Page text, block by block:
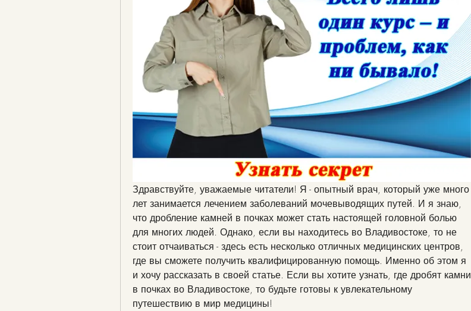
Здравствуйте, уважаемые читатели! Я - опытный врач, который уже много
лет занимается лечением заболеваний мочевыводящих путей. И я знаю,
что дробление камней в почках может стать настоящей головной болью
для многих людей. Однако, если вы находитесь во Владивостоке, то не
стоит отчаиваться - здесь есть несколько отличных медицинских центров,
где вы сможете получить квалифицированную помощь. Именно об этом я
и хочу рассказать в своей статье. Если вы хотите узнать, где дробят камни
в почках во Владивостоке, то будьте готовы к увлекательному
путешествию в мир медицины!